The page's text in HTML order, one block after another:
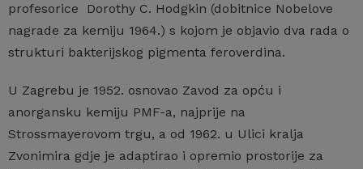
profesorice Dorothy C. Hodgkin (dobitnice Nobelove
nagrade za kemiju 1964.) s kojom je objavio dva rada o
strukturi bakterijskog pigmenta feroverdina.
U Zagrebu je 1952. osnovao Zavod za opću i
anorgansku kemiju PMF-a, najprije na
Strossmayerovom trgu, a od 1962. u Ulici kralja
Zvonimira gdje je adaptirao i opremio prostorije za